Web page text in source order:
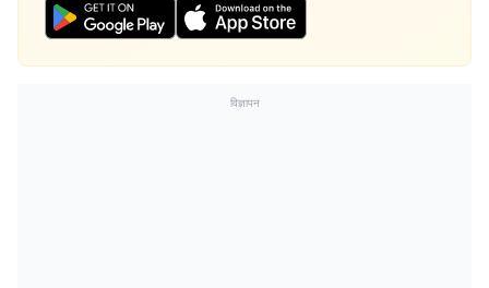
विज्ञापन